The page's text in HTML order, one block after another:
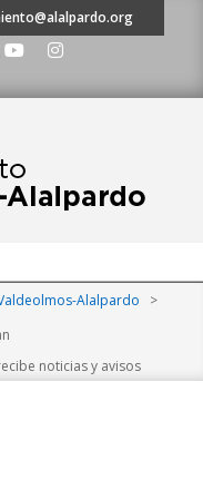
Alalpardo
>
noticias y avisos